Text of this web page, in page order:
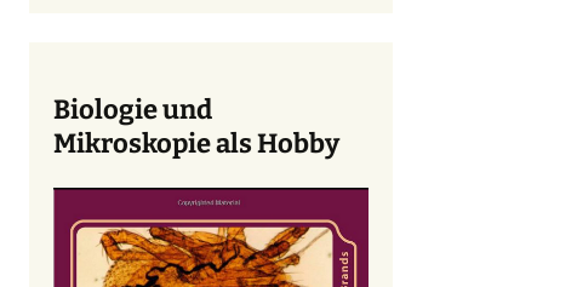
Biologie und
Mikroskopie als Hobby